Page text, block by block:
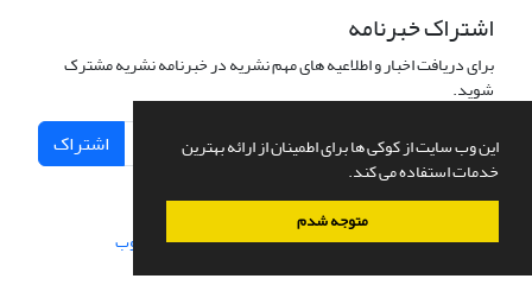
این وب سایت از کوکی ها برای اطمینان از ارائه بهترین
خدمات استفاده می کند.
متوجه شدم
اشتراک خبرنامه
برای دریافت اخبار و اطلاعیه های مهم نشریه در خبرنامه نشریه مشترک
شوید.
اشتراک
سامانه مدیریت نشریات علمی.طراحی و پیاده سازی از سیناوب